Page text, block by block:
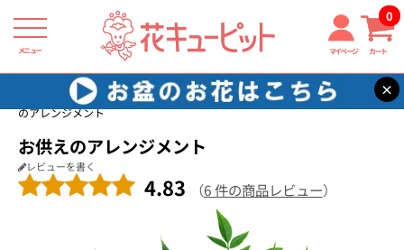
メニュー マイページ カート
0
×
花キューピット 通夜・葬儀に贈る花
【通夜・葬儀に贈る花】お供え
のアレンジメント
お供えのアレンジメント
レビューを書く
4.83 （6 件の商品レビュー）